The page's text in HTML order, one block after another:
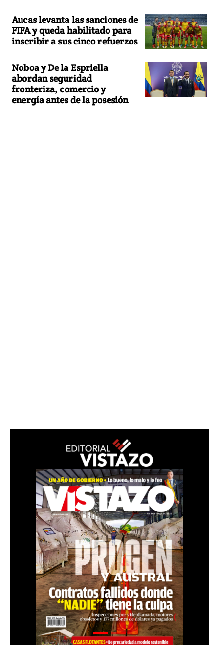
Aucas levanta las sanciones de
FIFA y queda habilitado para
inscribir a sus cinco refuerzos
Noboa y De la Espriella
abordan seguridad
fronteriza, comercio y
energía antes de la posesión